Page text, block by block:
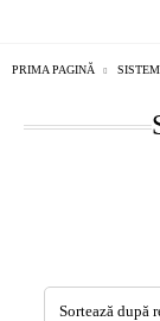
PRIMA PAGINĂ